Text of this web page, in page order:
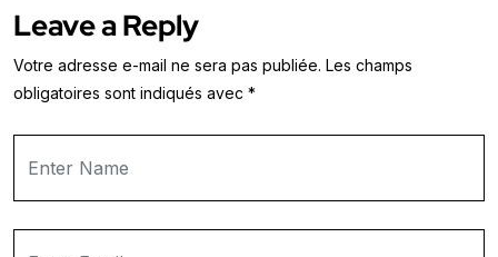
Leave a Reply
Votre adresse e-mail ne sera pas publiée. Les champs
obligatoires sont indiqués avec *